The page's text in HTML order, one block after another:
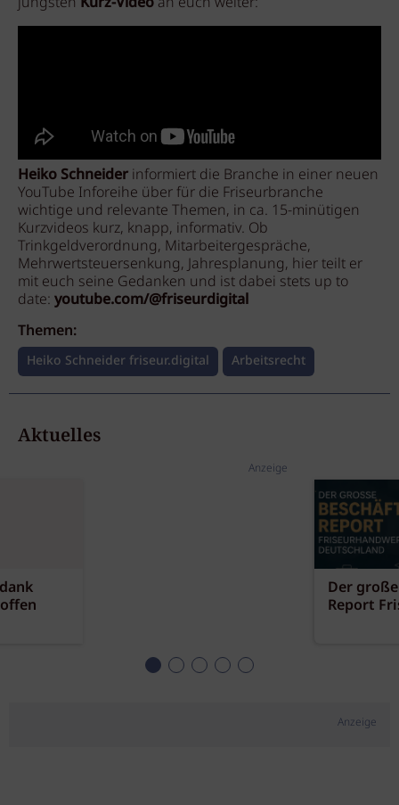
Heiko Schneider informiert die Branche in einer neuen
YouTube Inforeihe über für die Friseurbranche
wichtige und relevante Themen, in ca. 15-minütigen
Kurzvideos kurz, knapp, informativ. Ob
Trinkgeldverordnung, Mitarbeitergespräche,
Mehrwertsteuersenkung, Jahresplanung, hier teilt er
mit euch seine Gedanken und ist dabei stets up to
date: youtube.com/@friseurdigital
Themen:
Heiko Schneider friseur.digital Arbeitsrecht
Aktuelles
Anzeige
Der
Report
Anzeige